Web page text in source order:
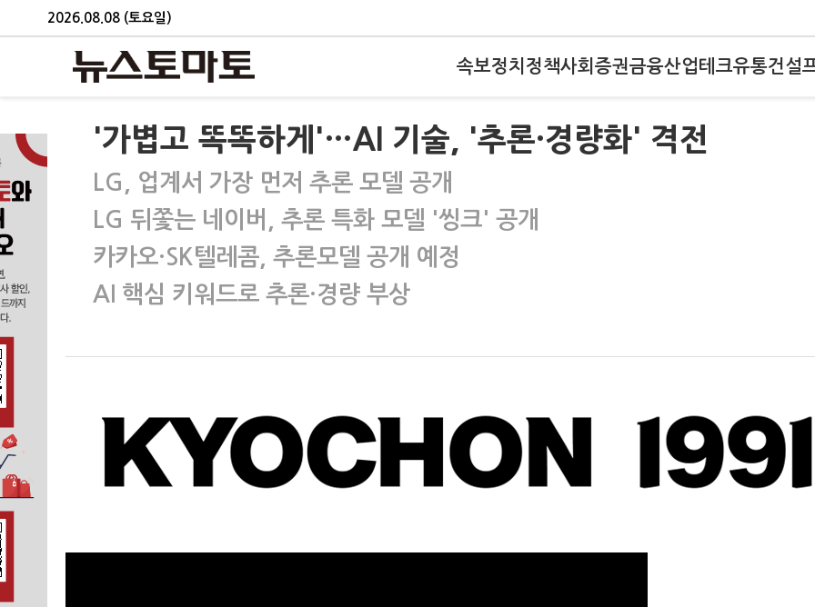
2026.08.08 (토요일)
속보정치 정책사회 증권금융산업테크유통건설
'가볍고 똑똑하게'…AI 기술, '추론·경량화' 격전
LG, 업계서 가장 먼저 추론 모델 공개
LG 뒤쫓는 네이버, 추론 특화 모델 '씽크' 공개
카카오·SK텔레콤, 추론모델 공개 예정
AI 핵심 키워드로 추론·경량 부상